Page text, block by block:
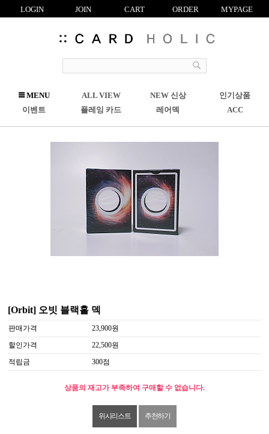
LOGIN JOIN CART ORDER MYPAGE
R
CMENU ALL VIEW NEW 신상
인기상품
이벤트
플레잉 카드 레어덱 ACC
[Orbit] 오빗 블랙홀 덱
판매가격
23,900원
할인가격
22,500원
적립금
300점
상품의 재고가 부족하여 구매할 수 없습니다.
위시리스트 추천하기